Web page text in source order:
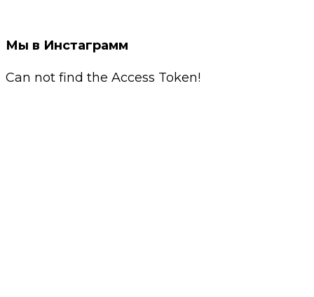
Мы в Инстаграмм
Can not find the Access Token!